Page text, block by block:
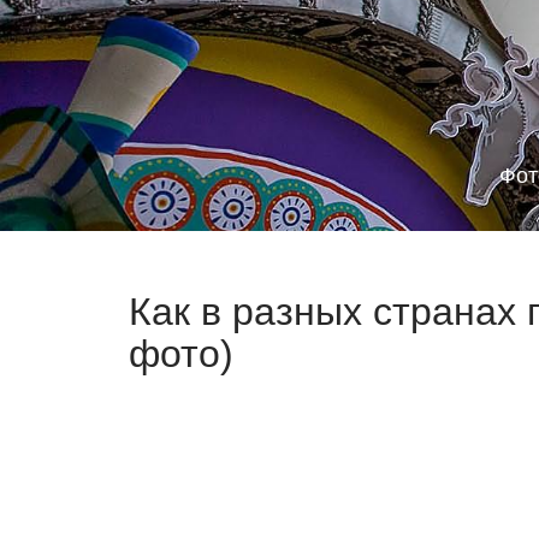
Как в разных
фото)